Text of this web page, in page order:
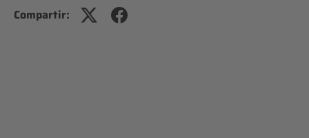
Compartir: